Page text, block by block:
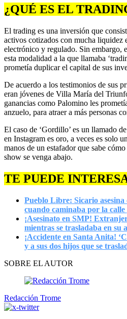
¿QUÉ ES EL
El trading es una inversión que
activos cotizados con mucha liquidez
electrónico y regulado. Sin embargo,
esta modalidad a la que llamaba
prometía duplicar el capital de sus
De acuerdo a los testimonios de sus
eran jóvenes de Villa María del
ganancias como Palomino les
anzuelo, para atraer a más personas
El caso de ‘Gordillo’ es un llamado
en Instagram es oro, a veces es solo
manos de un estafador que sabe
show se venga abajo.
TE PUEDE
Pueblo Libre: Sicario asesina
cuando caminaba por la
¡Asesinato en SMP!
mientras se trasladaba en su
¡Accidente en Santa Anita!
y a sus dos hijos que se
SOBRE EL AUTOR
Redacción Trome